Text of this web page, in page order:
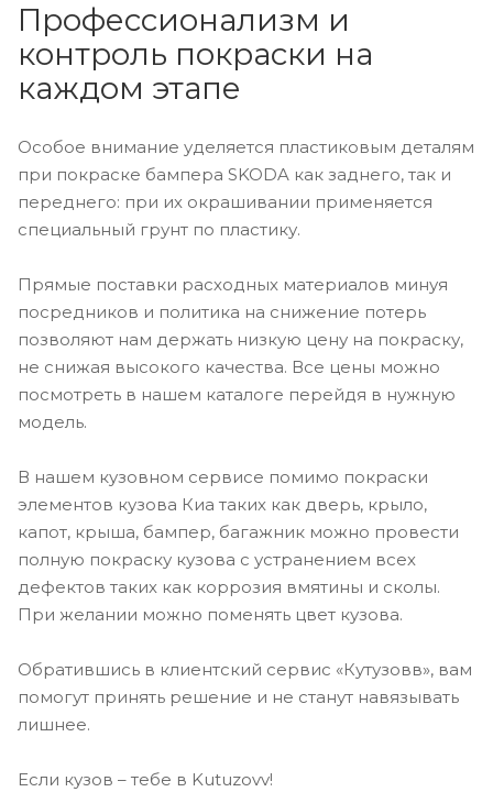
Профессионализм и
контроль покраски на
каждом этапе
Особое внимание уделяется пластиковым деталям
при покраске бампера SKODA как заднего, так и
переднего: при их окрашивании применяется
специальный грунт по пластику.
Прямые поставки расходных материалов минуя
посредников и политика на снижение потерь
позволяют нам держать низкую цену на покраску,
не снижая высокого качества. Все цены можно
посмотреть в нашем каталоге перейдя в нужную
модель.
В нашем кузовном сервисе помимо покраски
элементов кузова Киа таких как дверь, крыло,
капот, крыша, бампер, багажник можно провести
полную покраску кузова с устранением всех
дефектов таких как коррозия вмятины и сколы.
При желании можно поменять цвет кузова.
Обратившись в клиентский сервис «Кутузовв», вам
помогут принять решение и не станут навязывать
лишнее.
Если кузов – тебе в Kutuzovv!